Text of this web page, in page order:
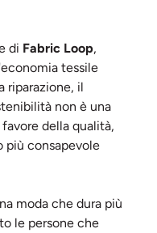
di Fabric Loop,
tessile
riparazione, il
non è una
della qualità,
più consapevole
moda che dura più
le persone che